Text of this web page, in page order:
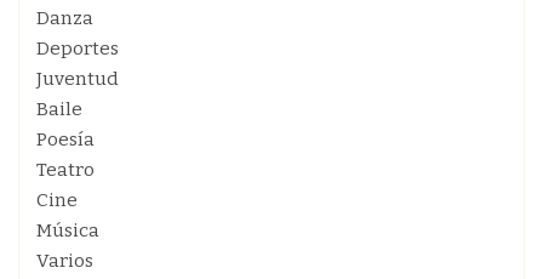
Danza
Deportes
Juventud
Baile
Poesía
Teatro
Cine
Música
Varios